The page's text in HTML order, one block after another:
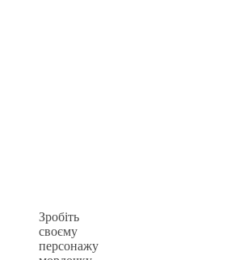
Зробіть
своєму
персонажу